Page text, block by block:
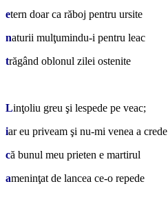
etern doar ca răboj pentru ursite
naturii mulţumindu-i pentru leac
trăgând oblonul zilei ostenite
Linţoliu greu şi lespede pe veac;
iar eu priveam şi nu-mi venea a crede
că bunul meu prieten e martirul
ameninţat de lancea ce-o repede